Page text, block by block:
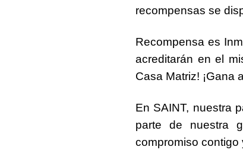
recompensas se
Recompensa es
acreditarán en el
Casa Matriz! ¡Gana
En SAINT, nuestra
parte de nuestra
compromiso contigo